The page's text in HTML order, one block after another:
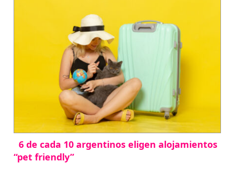
6 de cada 10 argentinos eligen alojamientos
“pet friendly”